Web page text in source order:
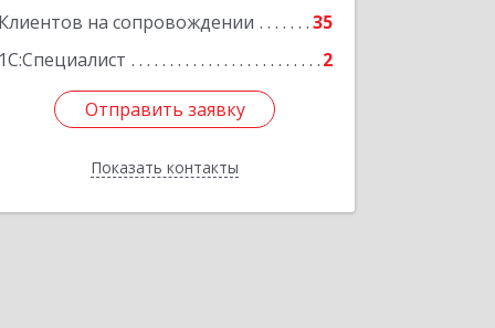
Клиентов на сопровождении
35
1С:Специалист
2
Отправить заявку
Показать контакты
Отправить заявку
Назад